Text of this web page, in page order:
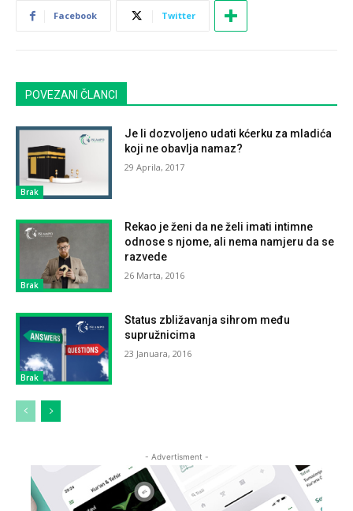
Facebook Twitter
POVEZANI ČLANCI
Brak
Je li dozvoljeno udati kćerku za mladića
koji ne obavlja namaz?
29 Aprila, 2017
Brak
Rekao je ženi da ne želi imati intimne
odnose s njome, ali nema namjeru da se
razvede
26 Marta, 2016
Brak
Status zbližavanja sihrom među
supružnicima
23 Januara, 2016
- Advertisment -